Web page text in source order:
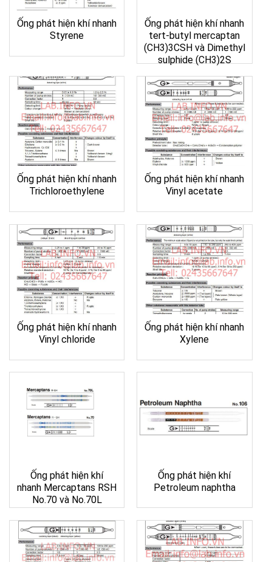
Ống phát hiện khí nhanh
Styrene
Ống phát hiện khí nhanh
tert-butyl mercaptan
(CH3)3CSH và Dimethyl
sulphide (CH3)2S
Ống phát hiện khí nhanh
Trichloroethylene
Ống phát hiện khí nhanh
Vinyl acetate
Ống phát hiện khí nhanh
Vinyl chloride
Ống phát hiện khí nhanh
Xylene
Ống phát hiện khí
nhanh Mercaptans RSH
No.70 và No.70L
Ống phát hiện khí
Petroleum naphtha